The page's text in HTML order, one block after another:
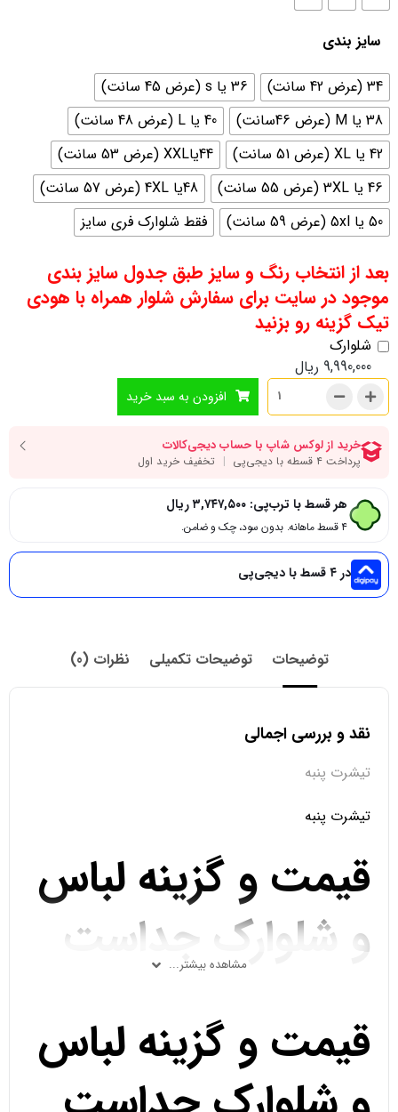
سایز بندی
34 (عرض 42 سانت)
36 یا s (عرض 45 سانت)
38 یا M (عرض 46سانت)
40 یا L (عرض 48 سانت)
42 یا XL (عرض 51 سانت)
44یاXXL (عرض 53 سانت)
46 یا 3XL (عرض 55 سانت)
48یا 4XL (عرض 57 سانت)
50 یا 5xl (عرض 59 سانت)
فقط شلوارک فری سایز
بعد از انتخاب رنگ و سایز طبق جدول سایز بندی
موجود در سایت برای سفارش شلوار همراه با هودی
تیک گزینه رو بزنید
شلوارک
9,990,000 ریال
افزودن به سبد خرید
هر قسط با ترب‌پی: ۳,۷۴۷,۵۰۰ریال
۴ قسط ماهانه. بدون سود، چک و ضامن.
در ۴ قسط با دیجی‌پی
توضیحات توضیحات تکمیلی نظرات (0)
نقد و بررسی اجمالی
تیشرت پنبه
تیشرت پنبه
قیمت و گزینه لباس
و شلوارک جداست
مشاهده بیشتر...
قیمت و گزینه لباس